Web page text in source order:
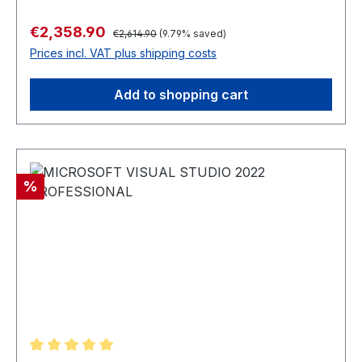
Sale price:
€2,358.90 Regular price:
€2,614.90 (9.79% saved)
Prices incl. VAT plus shipping costs
Add to shopping cart
Discount
%